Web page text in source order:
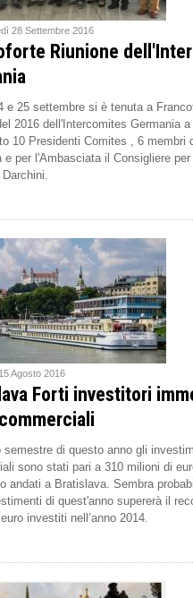
28 Settembre 2016
Riunione
e 25 settembre si è tenuta a
2016 dell'Intercomites Germania
10 Presidenti Comites , 6 membri
e per l'Ambasciata il Consigliere
Agosto 2016
Forti investitori
semestre di questo anno gli
sono stati pari a 310 milioni di
andati a Bratislava. Sembra
di quest'anno supererà il
investiti nell’anno 2014.